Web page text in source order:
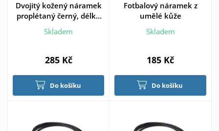
Dvojitý kožený náramek
proplétaný černý, délka
19 cm
Skladem
285 Kč
Do košíku
Fotbalový náramek z
umělé kůže
Skladem
185 Kč
Do košíku